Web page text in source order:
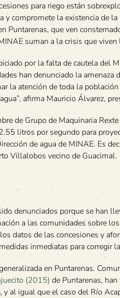
para riego están
y compromete la existencia de
Puntarenas, que ven
suman a la crisis que viven
por la falta de cautela del
han denunciado la
la atención de toda la
afirma Mauricio Álvarez,
de Grupo de Maquinaria
litros por segundo para
de agua de MINAE. Es
Villalobos vecino de Guacimal.
denunciados porque se han
a las comunidades sobre
datos de las concesiones y
inmediatas para corregir
en Puntarenas.
(2015) de Puntarenas,
y al igual que el caso del Río